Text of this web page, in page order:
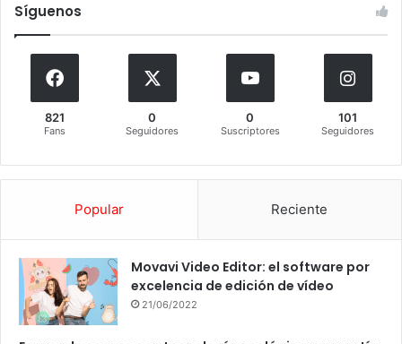
Síguenos
821
Fans
0
Seguidores
0
Suscriptores
101
Seguidores
Popular Reciente
Movavi Video Editor: el software por
excelencia de edición de vídeo
21/06/2022